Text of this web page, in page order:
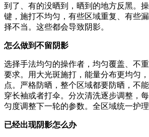
到了、有的没晒到，晒到的地方反黑。
键，施打不均匀，有些区域重复、有些
择不当。这些都会导致阴影。
怎么做到不留阴影
选择手法均匀的操作者，均匀覆盖、不
要求。用大光斑施打，能量分布更均匀
点。严格防晒，整个区域都要防晒，不
穿长袖或者打伞。分次清洗逐步调整，
匀度调整下一轮的参数。全区域统一护理
已经出现阴影怎么办